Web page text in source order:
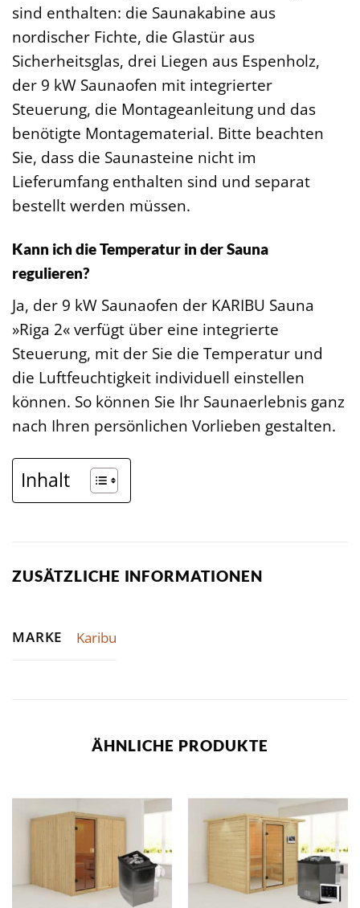
sind enthalten: die Saunakabine aus
nordischer Fichte, die Glastür aus
Sicherheitsglas, drei Liegen aus Espenholz,
der 9 kW Saunaofen mit integrierter
Steuerung, die Montageanleitung und das
benötigte Montagematerial. Bitte beachten
Sie, dass die Saunasteine nicht im
Lieferumfang enthalten sind und separat
bestellt werden müssen.
Kann ich die Temperatur in der Sauna
regulieren?
Ja, der 9 kW Saunaofen der KARIBU Sauna
»Riga 2« verfügt über eine integrierte
Steuerung, mit der Sie die Temperatur und
die Luftfeuchtigkeit individuell einstellen
können. So können Sie Ihr Saunaerlebnis ganz
nach Ihren persönlichen Vorlieben gestalten.
Inhalt
ZUSÄTZLICHE INFORMATIONEN
MARKE Karibu
ÄHNLICHE PRODUKTE